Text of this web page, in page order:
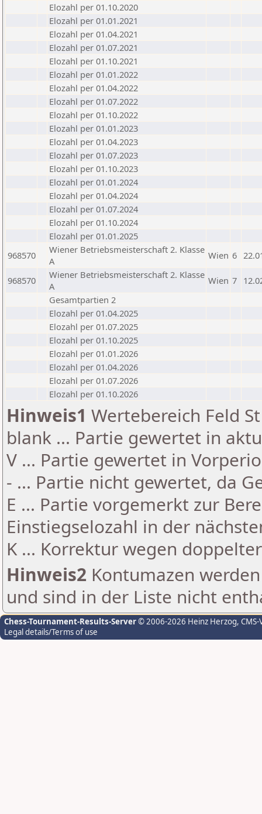
Elozahl per 01.10.2020
Elozahl per 01.01.2021
Elozahl per 01.04.2021
Elozahl per 01.07.2021
Elozahl per 01.10.2021
Elozahl per 01.01.2022
Elozahl per 01.04.2022
Elozahl per 01.07.2022
Elozahl per 01.10.2022
Elozahl per 01.01.2023
Elozahl per 01.04.2023
Elozahl per 01.07.2023
Elozahl per 01.10.2023
Elozahl per 01.01.2024
Elozahl per 01.04.2024
Elozahl per 01.07.2024
Elozahl per 01.10.2024
Elozahl per 01.01.2025
968570
Wiener Betriebsmeisterschaft 2. Klasse
A
Wien 6
968570
Wiener Betriebsmeisterschaft 2. Klasse
A
Wien 7
Gesamtpartien 2
Elozahl per 01.04.2025
Elozahl per 01.07.2025
Elozahl per 01.10.2025
Elozahl per 01.01.2026
Elozahl per 01.04.2026
Elozahl per 01.07.2026
Elozahl per 01.10.2026
Hinweis1 Wertebereich Feld
blank ... Partie gewertet in
V ... Partie gewertet in
- ... Partie nicht gewertet, da
E ... Partie vorgemerkt zur
Einstiegselozahl in der
K ... Korrektur wegen
Hinweis2 Kontumazen
und sind in der Liste nicht
Chess-Tournament-Results-Server© 2006-2026 Heinz Herzog,
Legal details/Terms of use